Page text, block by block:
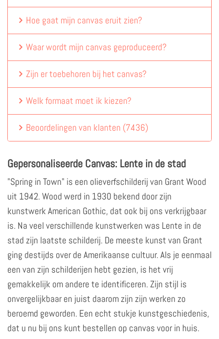
Hoe gaat mijn canvas eruit zien?
Waar wordt mijn canvas geproduceerd?
Zijn er toebehoren bij het canvas?
Welk formaat moet ik kiezen?
Beoordelingen van klanten (7436)
Gepersonaliseerde Canvas: Lente in de stad
"Spring in Town" is een olieverfschilderij van Grant Wood
uit 1942. Wood werd in 1930 bekend door zijn
kunstwerk American Gothic, dat ook bij ons verkrijgbaar
is. Na veel verschillende kunstwerken was Lente in de
stad zijn laatste schilderij. De meeste kunst van Grant
ging destijds over de Amerikaanse cultuur. Als je eenmaal
een van zijn schilderijen hebt gezien, is het vrij
gemakkelijk om andere te identificeren. Zijn stijl is
onvergelijkbaar en juist daarom zijn zijn werken zo
beroemd geworden. Een echt stukje kunstgeschiedenis,
dat u nu bij ons kunt bestellen op canvas voor in huis.